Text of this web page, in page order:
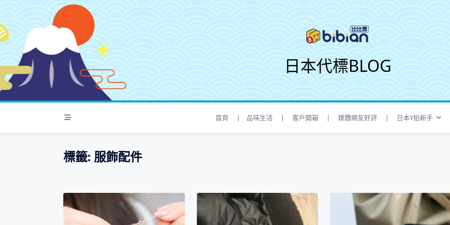
S
k
i
p
t
o
o
n
日本代標BLOG
首頁 | 品味生活 | 客戶開箱 | 媒體網友好評 | 日本Y拍新手
標籤: 服飾配件